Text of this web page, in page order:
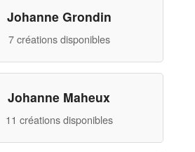
Johanne Grondin
7 créations disponibles
Johanne Maheux
11 créations disponibles